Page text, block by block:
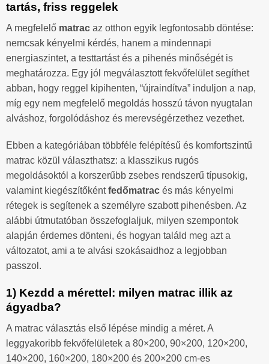
tartás, friss reggelek
A megfelelő matrac az otthon egyik legfontosabb döntése:
nemcsak kényelmi kérdés, hanem a mindennapi
energiaszintet, a testtartást és a pihenés minőségét is
meghatározza. Egy jól megválasztott fekvőfelület segíthet
abban, hogy reggel kipihenten, “újraindítva” induljon a nap,
míg egy nem megfelelő megoldás hosszú távon nyugtalan
alváshoz, forgolódáshoz és merevségérzethez vezethet.
Ebben a kategóriában többféle felépítésű és komfortszintű
matrac közül választhatsz: a klasszikus rugós
megoldásoktól a korszerűbb zsebes rendszerű típusokig,
valamint kiegészítőkéntfedőmatrac és más kényelmi
rétegek is segítenek a személyre szabott pihenésben. Az
alábbi útmutatóban összefoglaljuk, milyen szempontok
alapján érdemes dönteni, és hogyan találd meg azt a
változatot, ami a te alvási szokásaidhoz a legjobban
passzol.
1) Kezdd a mérettel: milyen matrac illik az
ágyadba?
A matrac választás első lépése mindig a méret. A
leggyakoribb fekvőfelületek a 80×200, 90×200, 120×200,
140×200, 160×200, 180×200 és 200×200 cm-es